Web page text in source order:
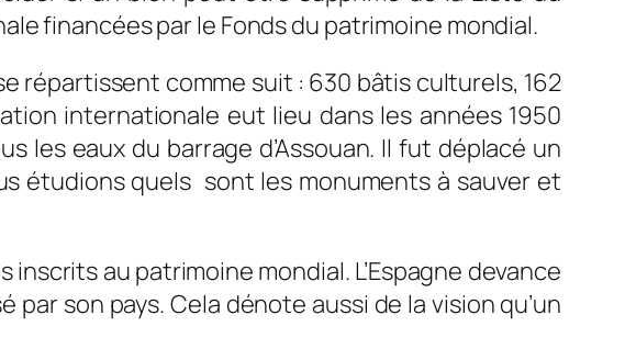
financées par le Fonds du patrimoine mondial.
répartissent comme suit : 630 bâtis culturels, 162
internationale eut lieu dans les années 1950
les eaux du barrage d’Assouan. Il fut déplacé un
étudions quels sont les monuments à sauver et
au patrimoine mondial. L’Espagne devance
son pays. Cela dénote aussi de la vision qu’un